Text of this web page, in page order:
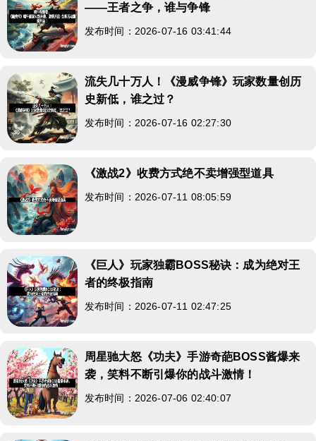
——王者之争，谁与争锋
发布时间：2026-07-16 03:41:44
流失几十万人！《漫威争锋》玩家数量创历
史新低，谁之过？
发布时间：2026-07-16 02:27:30
《激战2》收费方式绝不卖增强型道具
发布时间：2026-07-11 08:05:59
《巨人》玩家独霸BOSS秘诀：成为绝对王
者的终极指南
发布时间：2026-07-11 02:47:25
周星驰大怒《功夫》手游奇葩BOSS酱爆来
袭，笑料不断引爆你的战斗激情！
发布时间：2026-07-06 02:40:07